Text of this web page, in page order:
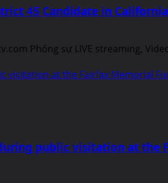
45 Candidate in
Phóng sự LIVE streaming,
at the Fairfax Memorial
public visitation at the